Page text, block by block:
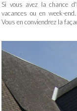
Si vous avez la chance
vacances ou en week-
Vous en conviendrez la